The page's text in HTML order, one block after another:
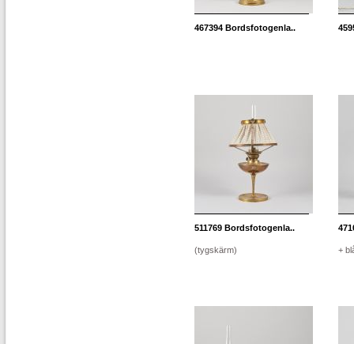
467394 Bordsfotogenla..
511769 Bordsfotogenla..
(tygskärm) +